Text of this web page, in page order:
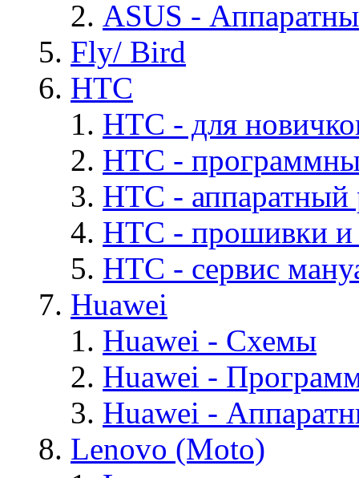
ASUS -
Fly/ Bird
HTC
HTC - для
HTC -
HTC - аппаратный
HTC - прошивки
HTC - cервис
Huawei
Huawei - Cхемы
Huawei -
Huawei -
Lenovo (Moto)